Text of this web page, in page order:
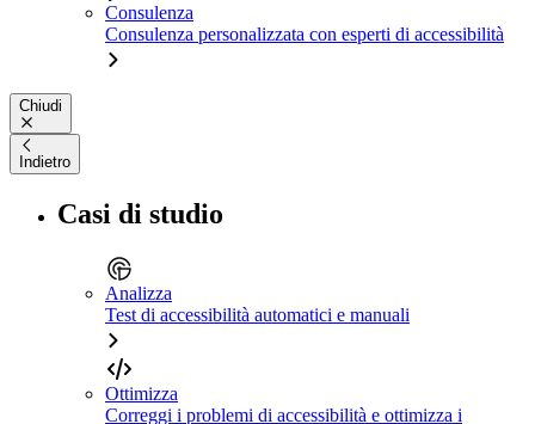
Consulenza
Consulenza personalizzata con esperti di accessibilità
Chiudi
Indietro
Casi di studio
Analizza
Test di accessibilità automatici e manuali
Ottimizza
Correggi i problemi di accessibilità e ottimizza i